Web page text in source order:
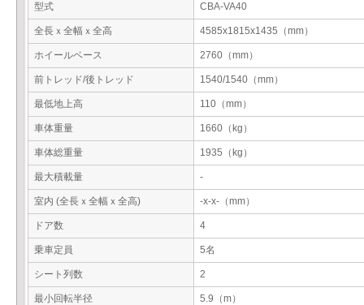
型式 CBA-VA40
全長ｘ全幅ｘ全高 4585x1815x1435（mm）
ホイールベース 2760（mm）
前トレッド/後トレッド 1540/1540（mm）
最低地上高 110（mm）
車体重量 1660（kg）
車体総重量 1935（kg）
最大積載量 -
室内 (全長ｘ全幅ｘ全高) -x-x-（mm）
ドア数 4
乗車定員 5名
シート列数 2
最小回転半径 5.9（m）